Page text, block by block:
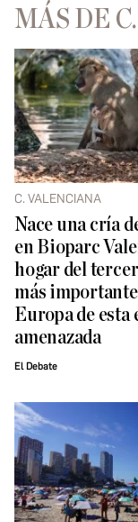
MÁS DE
C. VALENCIANA
Nace una cría
en Bioparc
hogar del
más
Europa de esta
amenazada
El Debate